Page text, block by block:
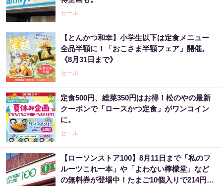
セール
【とんかつ和幸】小学生以下は定食メニュー
全品半額に！「おこさま半額フェア」開催。
《8月31日まで》
セール
定食500円、総菜350円はお得！松のやの最新
クーポンで「ロースかつ定食」がワンコイン
に。
セール
【ローソンストア100】8月11日まで「私のフ
ルーツこれ一本」や「よわない檸檬堂」など
の無料券が登場中！たまご10個入りで214円な